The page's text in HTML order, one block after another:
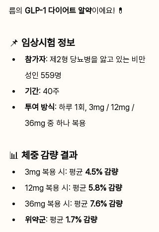
름의 GLP-1 다이어트 알약이에요! 💊
📌 임상시험 정보
참가자: 제2형 당뇨병을 앓고 있는 비만
성인 559명
기간: 40주
투여 방식 : 하루 1회, 3mg / 12mg /
36mg 중 하나 복용
📊 체중 감량 결과
3mg 복용 시: 평균 4.5% 감량
12mg 복용 시: 평균 5.8% 감량
36mg 복용 시: 평균 7.6% 감량
위약군: 평균 1.7% 감량